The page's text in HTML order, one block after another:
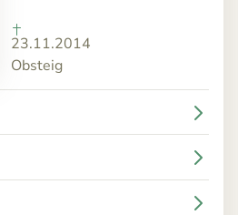
23.11.2014
Obsteig